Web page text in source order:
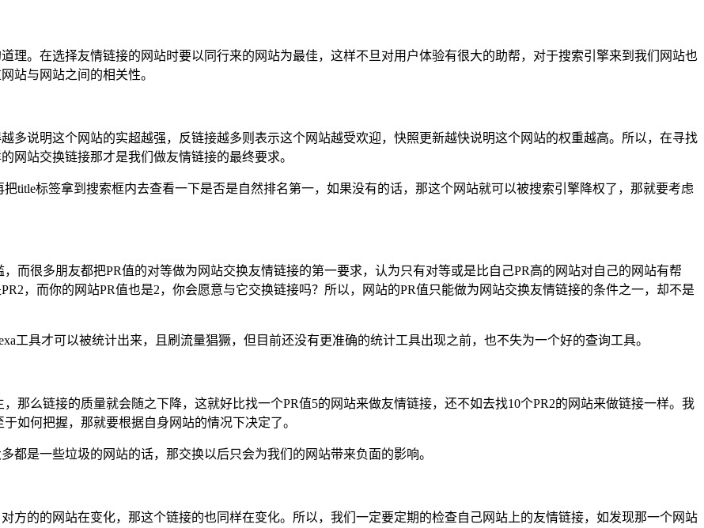
理。在选择友情链接的网站时要以同行来的网站为最佳，这样不旦对用户体验有很大的助帮，对于搜索引擎来到我们网站也
站与网站之间的相关性。
多说明这个网站的实超越强，反链接越多则表示这个网站越受欢迎，快照更新越快说明这个网站的权重越高。所以，在寻找
网站交换链接那才是我们做友情链接的最终要求。
title标签拿到搜索框内去查看一下是否是自然排名第一，如果没有的话，那这个网站就可以被搜索引擎降权了，那就要考虑
而很多朋友都把PR值的对等做为网站交换友情链接的第一要求，认为只有对等或是比自己PR高的网站对自己的网站有帮
，而你的网站PR值也是2，你会愿意与它交换链接吗？所以，网站的PR值只能做为网站交换友情链接的条件之一，却不是
工具才可以被统计出来，且刷流量猖獗，但目前还没有更准确的统计工具出现之前，也不失为一个好的查询工具。
那么链接的质量就会随之下降，这就好比找一个PR值5的网站来做友情链接，还不如去找10个PR2的网站来做链接一样。我
如何把握，那就要根据自身网站的情况下决定了。
都是一些垃圾的网站的话，那交换以后只会为我们的网站带来负面的影响。
方的的网站在变化，那这个链接的也同样在变化。所以，我们一定要定期的检查自己网站上的友情链接，如发现那一个网站